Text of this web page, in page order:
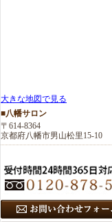
大きな地図で見る
■八幡サロン
〒614-8364
京都府八幡市男山松里15-10